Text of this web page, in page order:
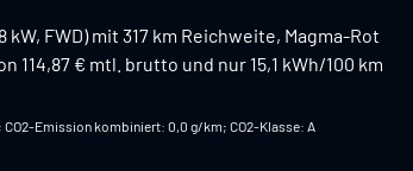
kW, FWD) mit 317 km Reichweite, Magma-Rot
€ mtl. brutto und nur 15,1 kWh/100 km
Emission kombiniert: 0,0 g/km; CO2-Klasse: A